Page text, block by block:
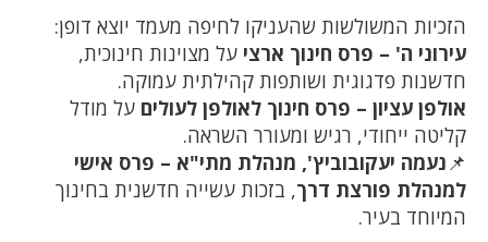
הזכיות המשולשות שהעניקו לחיפה מעמד יוצא דופן:
עירוני ה' – פרס חינוך ארצי על מצוינות חינוכית,
חדשנות פדגוגית ושותפות קהילתית עמוקה.
אולפן עציון – פרס חינוך לאולפן לעולים על מודל
קליטה ייחודי, רגיש ומעורר השראה.
📌נעמה יעקובוביץ', מנהלת מתי"א – פרס אישי
למנהלת פורצת דרך, בזכות עשייה חדשנית בחינוך
המיוחד בעיר.